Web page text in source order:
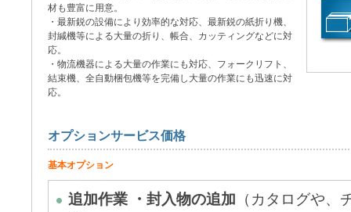
材も豊富に用意。
・最新鋭の設備により効率的な対応、最新鋭の紙折り機、
封緘機等による大量の折り、帳合、カッティングなどに対
応。
・物流機器による大量の作業にも対応、フォークリフト、
結束機、全自動梱包機等を完備し大量の作業にも迅速に対
応。
オプションサービス価格
基本オプション
追加作業 ・封入物の追加 （カタログや、